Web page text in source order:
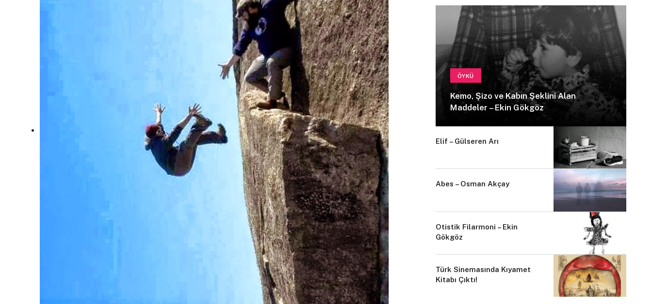
ÖYKÜ
Kemo, Şizo ve Kabın Şeklini Alan
Maddeler – Ekin Gökgöz
Elif – Gülseren Arı
Abes – Osman Akçay
Otistik Filarmoni – Ekin
Gökgöz
Türk Sinemasında Kıyamet
Kitabı Çıktı!